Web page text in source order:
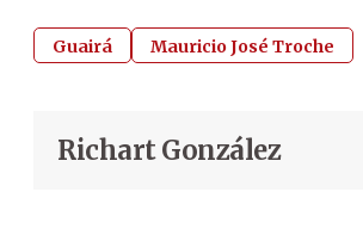
Guairá Mauricio José Troche
Richart González